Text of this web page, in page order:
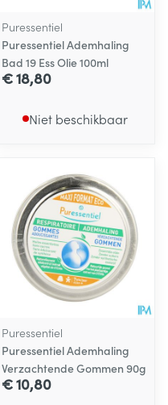
Puressentiel
Puressentiel Ademhaling
Bad 19 Ess Olie 100ml
€ 18,80
Niet beschikbaar
Puressentiel
Puressentiel Ademhaling
Verzachtende Gommen 90g
€ 10,80